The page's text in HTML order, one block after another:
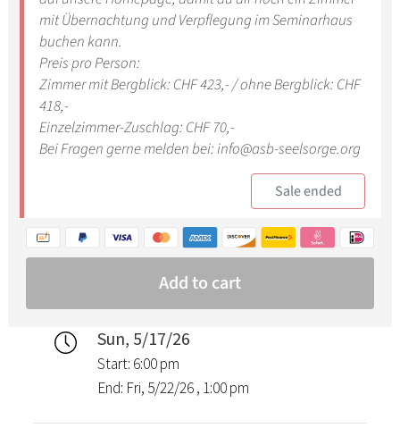
Sun, 5/17/26
Start: 6:00 pm
End: Fri, 5/22/26 , 1:00 pm